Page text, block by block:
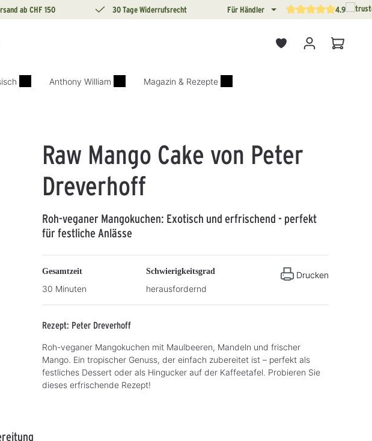
ab CHF 150 30 Tage Widerrufsrecht Für Händler Durchschnittliche4.9
Anthony William Magazin & Rezepte
Raw Mango Cake von Peter
Dreverhoff
Roh-veganer Mangokuchen: Exotisch und erfrischend - perfekt
für festliche Anlässe
Gesamtzeit
30 Minuten
Schwierigkeitsgrad
herausfordernd
Drucken
Rezept: Peter Dreverhoff
Roh-veganer Mangokuchen mit Maulbeeren, Mandeln und frischer
Mango. Ein tropischer Genuss, der einfach zubereitet ist – perfekt als
festliches Dessert oder als Hingucker auf der Kaffeetafel. Probieren Sie
dieses erfrischende Rezept!